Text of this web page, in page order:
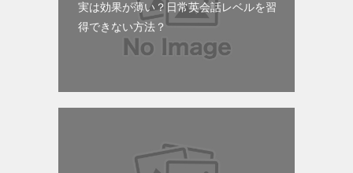
実は効果が薄い？日常英会話レベルを習
得できない方法？